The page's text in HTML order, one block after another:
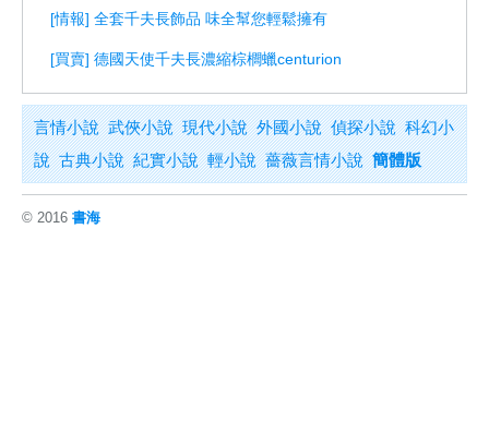
[情報] 全套千夫長飾品 味全幫您輕鬆擁有
[買賣] 德國天使千夫長濃縮棕櫚蠟centurion
言情小說 武俠小說 現代小說 外國小說 偵探小說 科幻小
說 古典小說 紀實小說 輕小說 薔薇言情小說 簡體版
© 2016 書海